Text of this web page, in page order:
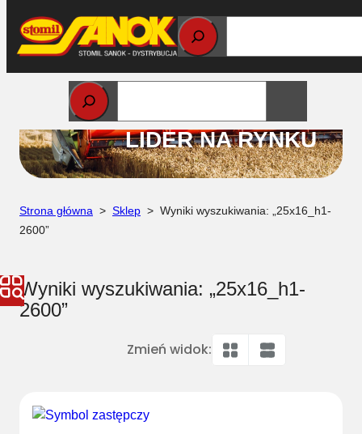
Przejdź
treści
STOMIL
LIDER NA RYNKU
Strona główna > Sklep > Wyniki wyszukiwania: „25x16_h1-
2600”
Wyniki wyszukiwania: „25x16_h1-
2600”
Zmień widok: